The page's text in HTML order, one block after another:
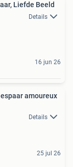
Liefde Beeld
Details
16 jun 26
amoureux
Details
25 jul 26